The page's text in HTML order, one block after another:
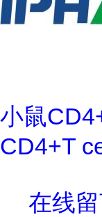
小鼠
CD4+T
在线